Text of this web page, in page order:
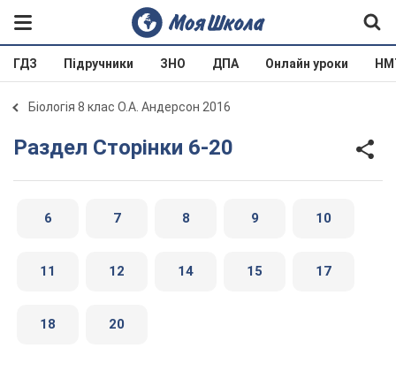
ГДЗ Підручники ЗНО ДПА Онлайн уроки
Біологія 8 клас О.А. Андерсон 2016
Раздел Сторінки 6-20
6 7 8 9 10
11 12 14 15 17
18 20